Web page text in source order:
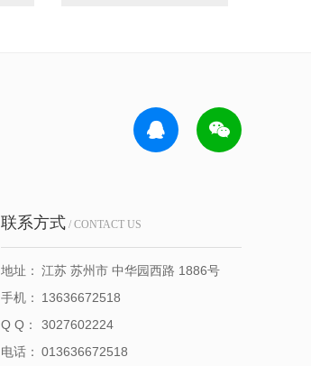
联系方式/ CONTACT US
地址： 江苏 苏州市 中华园西路 1886号
手机：
13636672518
Q Q：
3027602224
电话： 013636672518